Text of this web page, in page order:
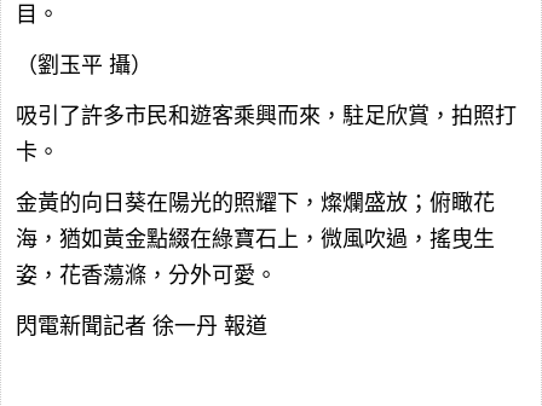
目。
（劉玉平 攝）
吸引了許多市民和遊客乘興而來，駐足欣賞，拍照打
卡。
金黃的向日葵在陽光的照耀下，燦爛盛放；俯瞰花
海，猶如黃金點綴在綠寶石上，微風吹過，搖曳生
姿，花香蕩滌，分外可愛。
閃電新聞記者 徐一丹 報道